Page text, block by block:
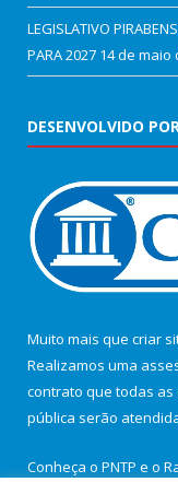
LEGISLATIVO
PARA 2027 14 de maio
DESENVOLVIDO
Muito mais que criar
Realizamos uma
contrato que todas as
pública serão
Conheça o PNTP e o